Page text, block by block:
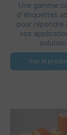
Une gamme
d'étiquettes
pour répondre
vos
Voir le